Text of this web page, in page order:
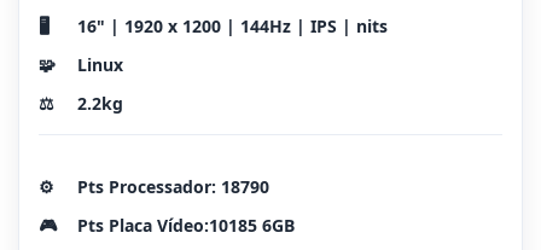
🖥️
16" | 1920 x 1200 | 144Hz | IPS | nits
🧩
Linux
⚖️
2.2kg
⚙️
Pts Processador: 18790
🎮
Pts Placa Vídeo:10185 6GB